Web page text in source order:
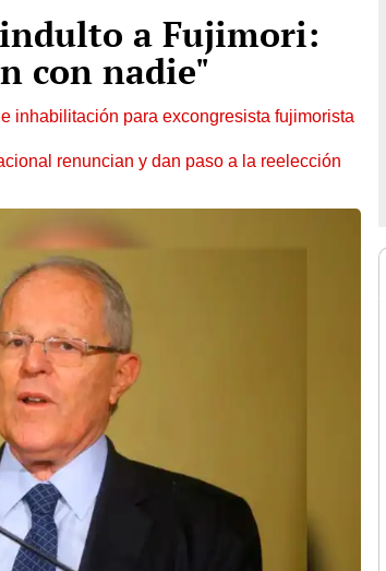
indulto a Fujimori:
con nadie"
inhabilitación para excongresista fujimorista
renuncian y dan paso a la reelección